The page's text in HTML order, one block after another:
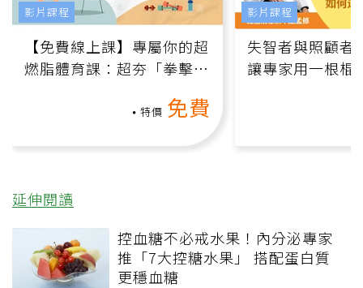
【免費線上課】專屬你的超
燃脂體育課：超夯「拳擊有
特價 免費
影片課程
失智者與照顧者
讓專家用一根棍
影片課程
延伸閱讀
控血糖不必戒水果！內分泌專家
推「7大控糖水果」 搭配蛋白質
更穩血糖